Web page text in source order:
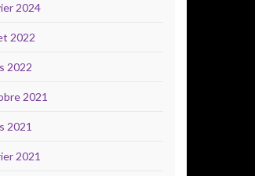
2024
2022
2022
2021
2021
2021